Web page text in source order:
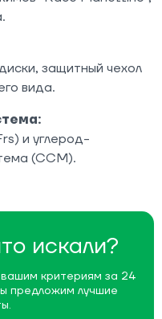
искали?
критериям за 24
предложим лучшие
защитный чехол
вида.
и углерод-
(CCM).